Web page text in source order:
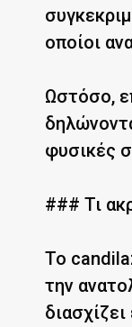
οποίοι
Ωστόσο,
φυσικές
### Τι
Το
την